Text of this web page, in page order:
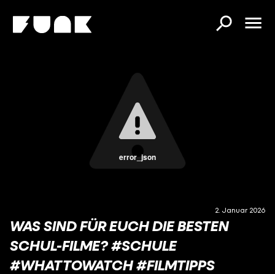
error_json
2. Januar 2026
WAS SIND FÜR EUCH DIE BESTEN
SCHUL-FILME? #SCHULE
#WHATTOWATCH #FILMTIPPS